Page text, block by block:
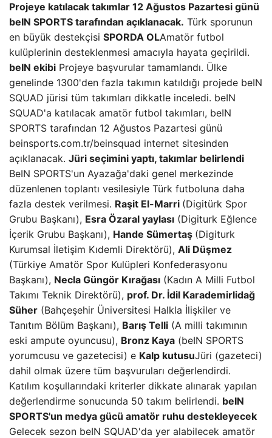
Projeye katılacak takımlar 12 Ağustos Pazartesi günü
beIN SPORTS tarafından açıklanacak. Türk sporunun
en büyük destekçisi SPORDA OLAmatör futbol
kulüplerinin desteklenmesi amacıyla hayata geçirildi.
beIN ekibi Projeye başvurular tamamlandı. Ülke
genelinde 1300'den fazla takımın katıldığı projede beIN
SQUAD jürisi tüm takımları dikkatle inceledi. beIN
SQUAD'a katılacak amatör futbol takımları, beIN
SPORTS tarafından 12 Ağustos Pazartesi günü
beinsports.com.tr/beinsquad internet sitesinden
açıklanacak. Jüri seçimini yaptı, takımlar belirlendi
BeIN SPORTS'un Ayazağa'daki genel merkezinde
düzenlenen toplantı vesilesiyle Türk futboluna daha
fazla destek verilmesi. Raşit El-Marri (Digitürk Spor
Grubu Başkanı), Esra Özaral yaylası (Digiturk Eğlence
İçerik Grubu Başkanı), Hande Sümertaş (Digiturk
Kurumsal İletişim Kıdemli Direktörü), Ali Düşmez
(Türkiye Amatör Spor Kulüpleri Konfederasyonu
Başkanı), Necla Güngör Kırağası (Kadın A Milli Futbol
Takımı Teknik Direktörü), prof. Dr. İdil Karademirlidağ
Süher (Bahçeşehir Üniversitesi Halkla İlişkiler ve
Tanıtım Bölüm Başkanı), Barış Telli (A milli takımının
eski ampute oyuncusu), Bronz Kaya (beIN SPORTS
yorumcusu ve gazetecisi) e Kalp kutusuJüri (gazeteci)
dahil olmak üzere tüm başvuruları değerlendirdi.
Katılım koşullarındaki kriterler dikkate alınarak yapılan
değerlendirme sonucunda 50 takım belirlendi. beIN
SPORTS'un medya gücü amatör ruhu destekleyecek
Gelecek sezon beIN SQUAD'da yer alabilecek amatör